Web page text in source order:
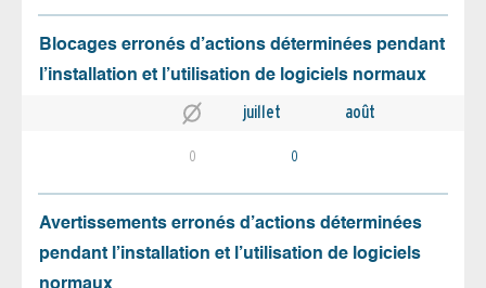
Blocages erronés d’actions déterminées pendant
l’installation et l’utilisation de logiciels normaux
juillet août
0 0
Avertissements erronés d’actions déterminées
pendant l’installation et l’utilisation de logiciels